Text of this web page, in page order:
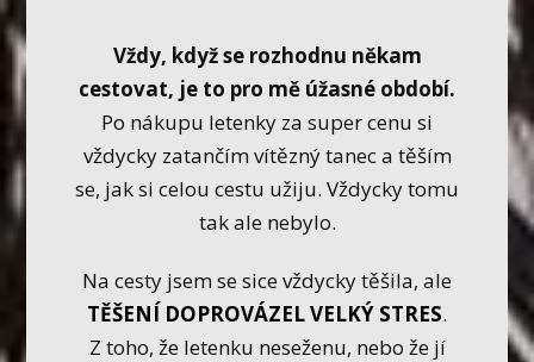
Vždy, když se rozhodnu někam
cestovat, je to pro mě úžasné období.
Po nákupu letenky za super cenu si
vždycky zatančím vítězný tanec a těším
se, jak si celou cestu užiju. Vždycky tomu
tak ale nebylo.
Na cesty jsem se sice vždycky těšila, ale
TĚŠENÍ DOPROVÁZEL VELKÝ STRES.
Z toho, že letenku neseženu, nebo že jí